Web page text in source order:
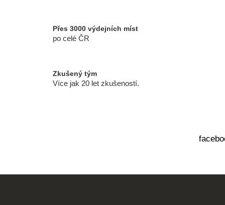
k
i
Přes 3000 výdejních míst
po celé ČR
Zkušený tým
Více jak 20 let zkušeností.